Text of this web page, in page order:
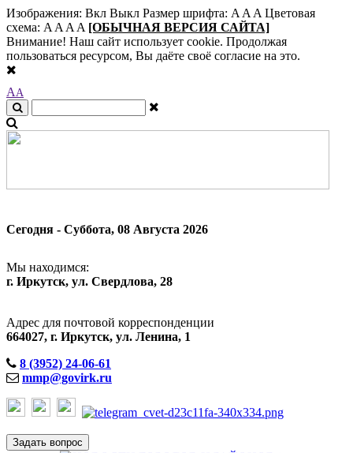
Изображения: Вкл Выкл Размер шрифта: A A A Цветовая
схема: A A A A [ОБЫЧНАЯ ВЕРСИЯ САЙТА]
Внимание! Наш сайт использует cookie. Продолжая
пользоваться ресурсом, Вы даёте своё согласие на это.
AA
Сегодня - Суббота, 08 Августа 2026
Мы находимся:
г. Иркутск, ул. Свердлова, 28
Адрес для почтовой корреспонденции
664027, г. Иркутск, ул. Ленина, 1
8 (3952) 24-06-61
mmp@govirk.ru
Задать вопрос